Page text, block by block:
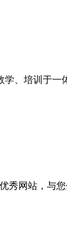
、培训于
秀网站，与